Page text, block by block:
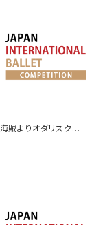
よりオダリスクの